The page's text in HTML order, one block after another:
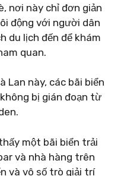
nơi này chỉ đơn giản
động với người dân
du lịch đến để khám
quan.
Lan này, các bãi biển
bị gián đoạn từ
một bãi biển trải
và nhà hàng trên
và vô số trò giải trí